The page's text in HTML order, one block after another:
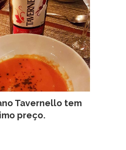
Tavernello tem
preço.